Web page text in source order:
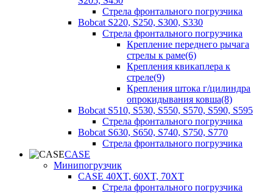
Стрела фронтального погрузчика
Bobcat S220, S250, S300, S330
Стрела фронтального погрузчика
Крепление переднего рычага
стрелы к раме(6)
Крепления квикаплера к
стреле(9)
Крепления штока г/цилиндра
опрокидывания ковша(8)
Bobcat S510, S530, S550, S570, S590, S595
Стрела фронтального погрузчика
Bobcat S630, S650, S740, S750, S770
Стрела фронтального погрузчика
CASE
Минипогрузчик
CASE 40XT, 60XT, 70XT
Стрела фронтального погрузчика